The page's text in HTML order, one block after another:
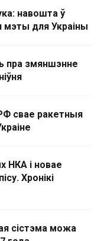
навошта ў
мэты для Украіны
пра змяншэнне
свае ракетныя
НКА і новае
Хронікі
сістэма можа